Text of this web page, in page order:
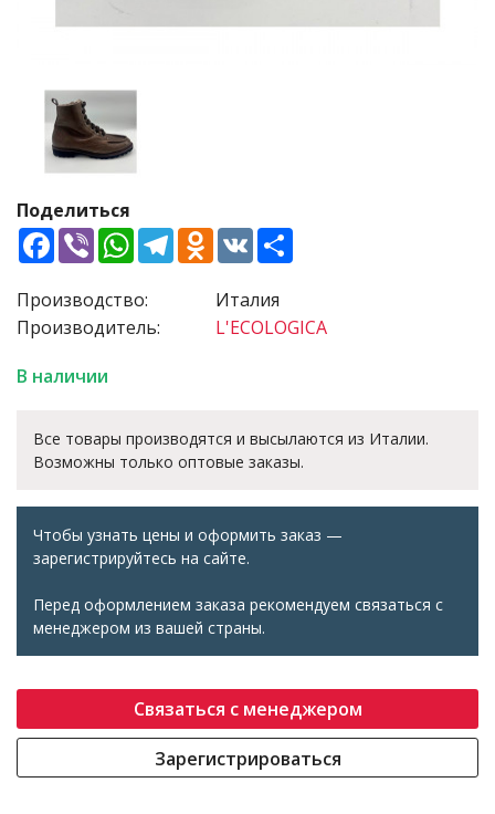
Поделиться
Facebook
ViberWhatsApp
TelegramOdnoklassniki
VK
Производство:
Производитель:
Италия
L'ECOLOGICA
В наличии
Все товары производятся и высылаются из Италии.
Возможны только оптовые заказы.
Чтобы узнать цены и оформить заказ —
зарегистрируйтесь на сайте.
Перед оформлением заказа рекомендуем связаться с
менеджером из вашей страны.
Связаться с менеджером
Зарегистрироваться